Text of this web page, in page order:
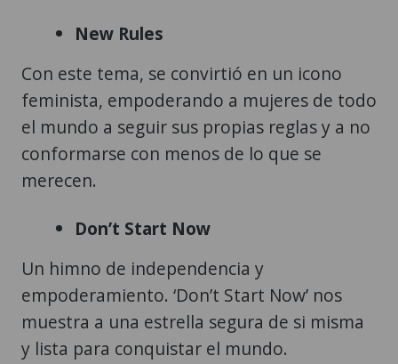
New Rules
Con este tema, se convirtió en un icono
feminista, empoderando a mujeres de todo
el mundo a seguir sus propias reglas y a no
conformarse con menos de lo que se
merecen.
Don’t Start Now
Un himno de independencia y
empoderamiento. ‘Don’t Start Now’ nos
muestra a una estrella segura de si misma
y lista para conquistar el mundo.